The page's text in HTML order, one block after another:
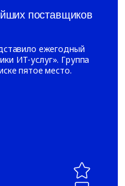
поставщиков
ежегодный
ИТ-услуг». Группа
пятое место.